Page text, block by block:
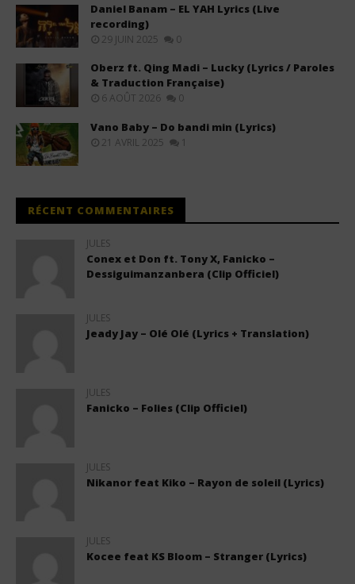
Daniel Banam – EL YAH Lyrics (Live
recording)
29 JUIN 2025 0
Oberz ft. Qing Madi – Lucky (Lyrics / Paroles
& Traduction Française)
6 AOÛT 2026 0
Vano Baby – Do bandi min (Lyrics)
21 AVRIL 2025 1
RÉCENT COMMENTAIRES
JULES
Conex et Don ft. Tony X, Fanicko –
Dessiguimanzanbera (Clip Officiel)
JULES
Jeady Jay – Olé Olé (Lyrics + Translation)
JULES
Fanicko – Folies (Clip Officiel)
JULES
Nikanor feat Kiko – Rayon de soleil (Lyrics)
JULES
Kocee feat KS Bloom – Stranger (Lyrics)